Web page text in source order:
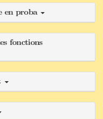
en proba
fonctions